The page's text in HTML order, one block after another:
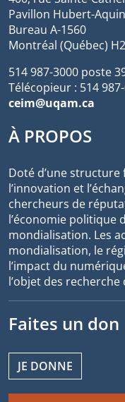
Pavillon Hubert-
Bureau A-1560
Montréal (Québec)
514 987-3000 poste
Télécopieur : 514
ceim@uqam.ca
À PROPOS
Doté d’une
l’innovation et
chercheurs de
l’économie politique
mondialisation. Les
mondialisation, le
l’impact du
l’objet des recherche
Faites un don
JE DONNE